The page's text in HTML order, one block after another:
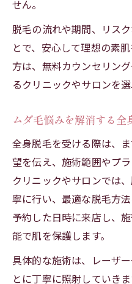
せん。
脱毛の流れや期間、リス
とで、安心して理想の素
方は、無料カウンセリン
るクリニックやサロンを選
ムダ毛悩みを解消する
全身脱毛を受ける際は、
望を伝え、施術範囲やプ
クリニックやサロンでは
寧に行い、最適な脱毛方
予約した日時に来店し、
能で肌を保護します。
具体的な施術は、レーザ
とに丁寧に照射していき